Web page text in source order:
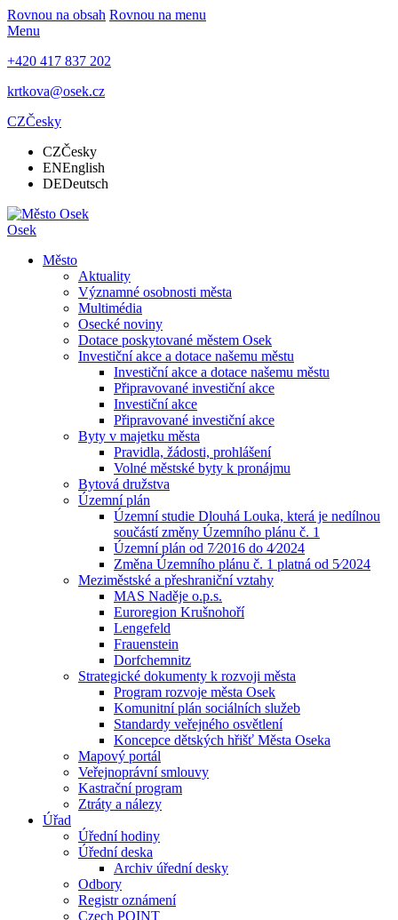
Rovnou na obsah Rovnou na menu
Menu
+420 417 837 202
krtkova@osek.cz
CZČesky
CZČesky
ENEnglish
DEDeutsch
Osek
Město
Aktuality
Významné osobnosti města
Multimédia
Osecké noviny
Dotace poskytované městem Osek
Investiční akce a dotace našemu městu
Investiční akce a dotace našemu městu
Připravované investiční akce
Investiční akce
Připravované investiční akce
Byty v majetku města
Pravidla, žádosti, prohlášení
Volné městské byty k pronájmu
Bytová družstva
Územní plán
Územní studie Dlouhá Louka, která je nedílnou
součástí změny Územního plánu č. 1
Územní plán od 7⁄2016 do 4⁄2024
Změna Územního plánu č. 1 platná od 5⁄2024
Meziměstské a přeshraniční vztahy
MAS Naděje o.p.s.
Euroregion Krušnohoří
Lengefeld
Frauenstein
Dorfchemnitz
Strategické dokumenty k rozvoji města
Program rozvoje města Osek
Komunitní plán sociálních služeb
Standardy veřejného osvětlení
Koncepce dětských hřišť Města Oseka
Mapový portál
Veřejnoprávní smlouvy
Kastrační program
Ztráty a nálezy
Úřad
Úřední hodiny
Úřední deska
Archiv úřední desky
Odbory
Registr oznámení
Czech POINT